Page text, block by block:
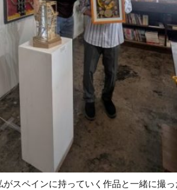
がスペインに持っていく作品と一緒に